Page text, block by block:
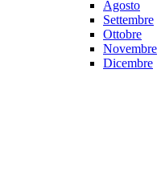
Agosto
Settembre
Ottobre
Novembre
Dicembre